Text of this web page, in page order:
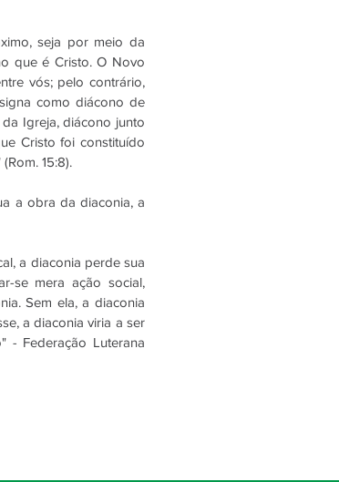
seja por meio da
que é Cristo. O Novo
vós; pelo contrário,
como diácono de
Igreja, diácono junto
Cristo foi constituído
15:8).
a obra da diaconia, a
a diaconia perde sua
se mera ação social,
Sem ela, a diaconia
a diaconia viria a ser
- Federação Luterana